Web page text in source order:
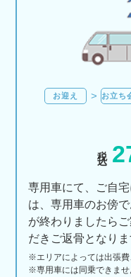
お迎え お立ち
専用車にて、ご自
は、専用車のお傍
が終わりましたら
だきご返骨となりま
※エリアによっては出張
※専用車には同乗できませ